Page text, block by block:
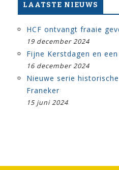
LAATSTE NIEUWS
HCF ontvangt fraaie
19 december 2024
Fijne Kerstdagen en
16 december 2024
Nieuwe serie
Franeker
15 juni 2024